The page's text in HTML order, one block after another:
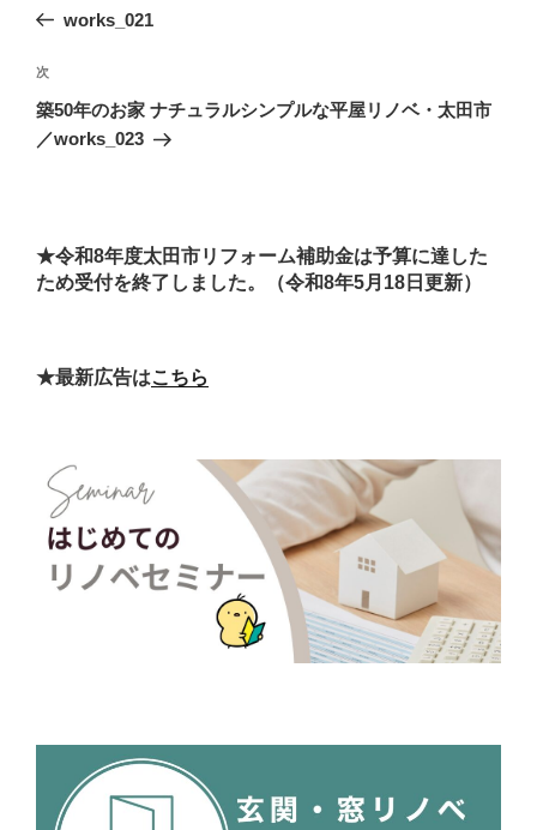
ビ
ゲ
ー
の
稿
works_021
次
の
投
次
築50年のお家 ナチュラルシンプルな平屋リノベ・太田市
／works_023
★令和8年度太田市リフォーム補助金は予算に達した
ため受付を終了しました。（令和8年5月18日更新）
★最新広告はこちら